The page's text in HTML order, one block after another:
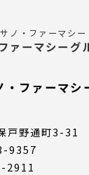
ノ・ファーマシー
ァーマシーグ
・ファーマシ
戸野通町3-31
9357
2911